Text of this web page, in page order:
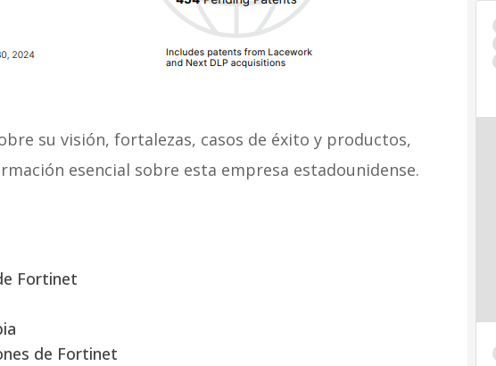
su visión, fortalezas, casos de éxito y productos,
esencial sobre esta empresa estadounidense.
Fortinet
de Fortinet